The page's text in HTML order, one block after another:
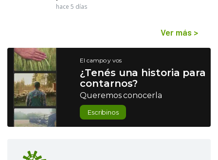
hace 5 días
Ver más >
El campo y vos
¿Tenés una historia para
contarnos?
Queremos conocerla
Escribinos